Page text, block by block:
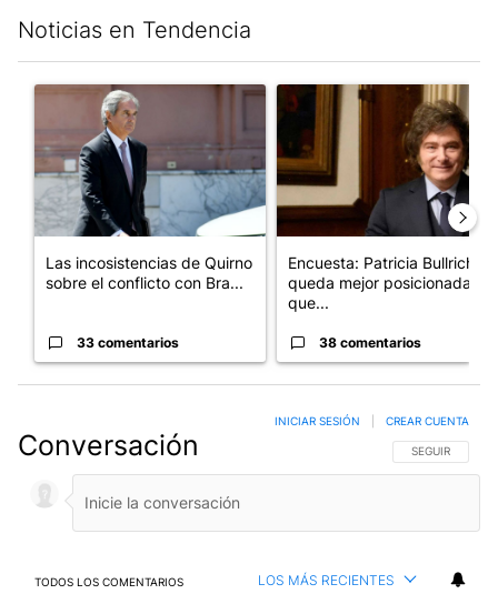
Noticias en Tendencia
Un artículo de tendencia con el título "Las incosistencias de
Las incosistencias de Quirno
sobre el conflicto con Bra...
33 comentarios
Un artículo de tendencia con
Encuesta: Patricia Bullrich
queda mejor posicionada
que...
38 comentarios
Conversación SIGA ESTA
SEGUIR
INICIAR SESIÓN CREAR CUENTA
TODOS LOS COMENTARIOS LOS MÁS RECIENTES